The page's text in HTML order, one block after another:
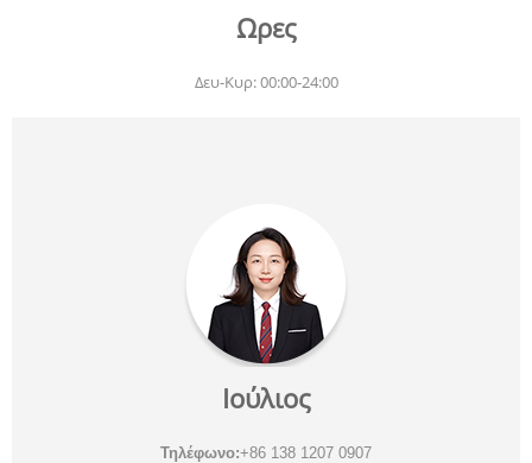
Ωρες
Δευ-Κυρ: 00:00-24:00
Ιούλιος
Τηλέφωνο:+86 138 1207 0907